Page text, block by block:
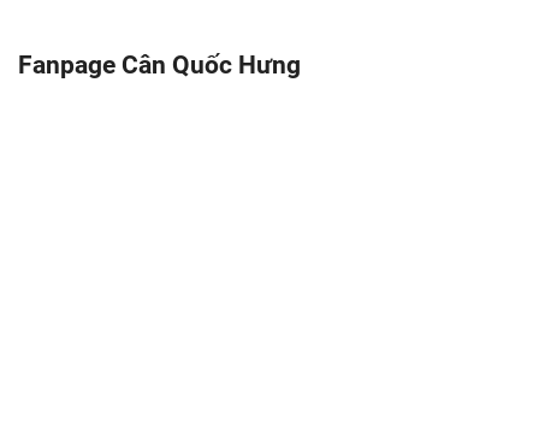
Fanpage Cân Quốc Hưng